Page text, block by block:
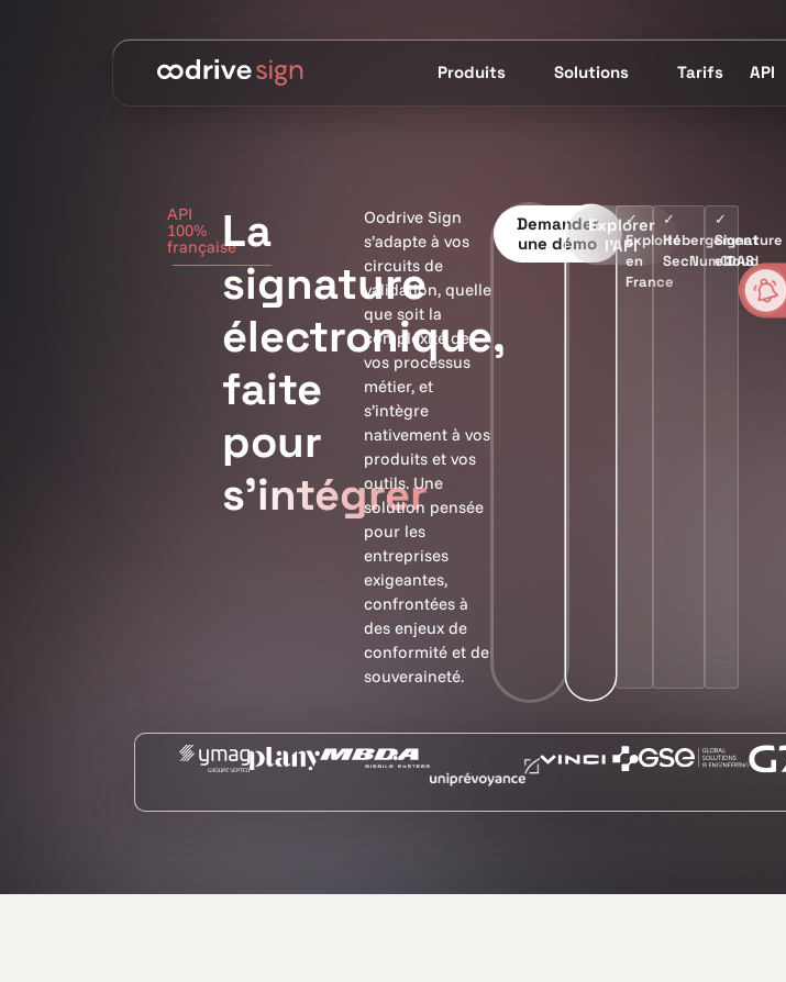
Produits Solutions Tarifs API
API
100%
françaiseLa
signature
électronique,
faite
pour
s'intégrer
Oodrive Sign
s’adapte à vos
circuits de
validation, quelle
que soit la
complexité de
vos processus
métier, et
s’intègre
nativement à vos
produits et vos
outils. Une
solution pensée
pour les
entreprises
exigeantes,
confrontées à
des enjeux de
conformité et de
souveraineté.
Demander
une démo
Explorer
l’API
✓
Exploité
en
France
✓
Hébergement
SecNumCloud
✓
Signature
eIDAS